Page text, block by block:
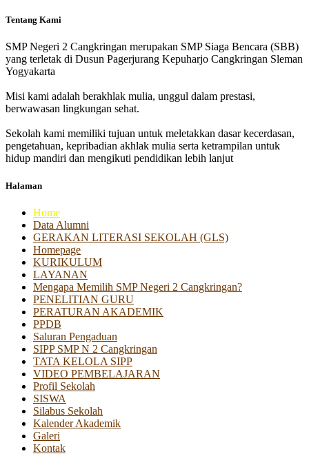
Tentang Kami
SMP Negeri 2 Cangkringan merupakan SMP Siaga Bencara (SBB)
yang terletak di Dusun Pagerjurang Kepuharjo Cangkringan Sleman
Yogyakarta
Misi kami adalah berakhlak mulia, unggul dalam prestasi,
berwawasan lingkungan sehat.
Sekolah kami memiliki tujuan untuk meletakkan dasar kecerdasan,
pengetahuan, kepribadian akhlak mulia serta ketrampilan untuk
hidup mandiri dan mengikuti pendidikan lebih lanjut
Halaman
Home
Data Alumni
GERAKAN LITERASI SEKOLAH (GLS)
Homepage
KURIKULUM
LAYANAN
Mengapa Memilih SMP Negeri 2 Cangkringan?
PENELITIAN GURU
PERATURAN AKADEMIK
PPDB
Saluran Pengaduan
SIPP SMP N 2 Cangkringan
TATA KELOLA SIPP
VIDEO PEMBELAJARAN
Profil Sekolah
SISWA
Silabus Sekolah
Kalender Akademik
Galeri
Kontak